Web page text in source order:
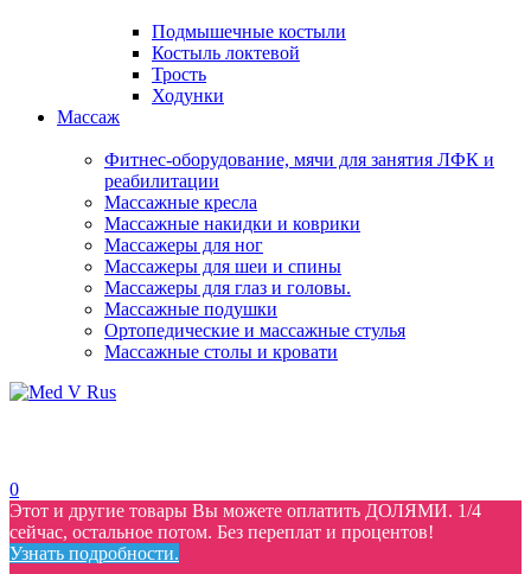
Подмышечные костыли
Костыль локтевой
Трость
Ходунки
Массаж
Фитнес-оборудование, мячи для занятия ЛФК и
реабилитации
Массажные кресла
Массажные накидки и коврики
Массажеры для ног
Массажеры для шеи и спины
Массажеры для глаз и головы.
Массажные подушки
Ортопедические и массажные стулья
Массажные столы и кровати
0
Этот и другие товары Вы можете оплатить ДОЛЯМИ. 1/4
сейчас, остальное потом. Без переплат и процентов!
Узнать подробности.